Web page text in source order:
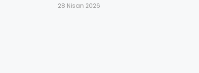
28 Nisan 2026